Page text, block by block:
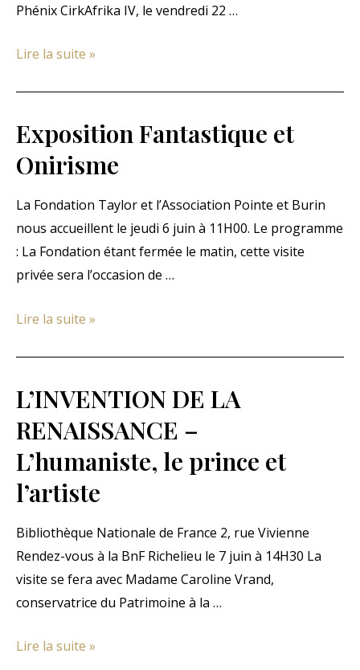
Phénix CirkAfrika IV, le vendredi 22 …
Invitation
CirkAfrika
IV
Lire la suite »
Exposition Fantastique et
Onirisme
La Fondation Taylor et l’Association Pointe et Burin
nous accueillent le jeudi 6 juin à 11H00. Le programme
: La Fondation étant fermée le matin, cette visite
privée sera l’occasion de …
Exposition
Onirisme
Lire la suite »
L’INVENTION DE LA
RENAISSANCE –
L’humaniste, le prince et
l’artiste
Bibliothèque Nationale de France 2, rue Vivienne
Rendez-vous à la BnF Richelieu le 7 juin à 14H30 La
visite se fera avec Madame Caroline Vrand,
conservatrice du Patrimoine à la …
L’INVENTION
Lire la suite »